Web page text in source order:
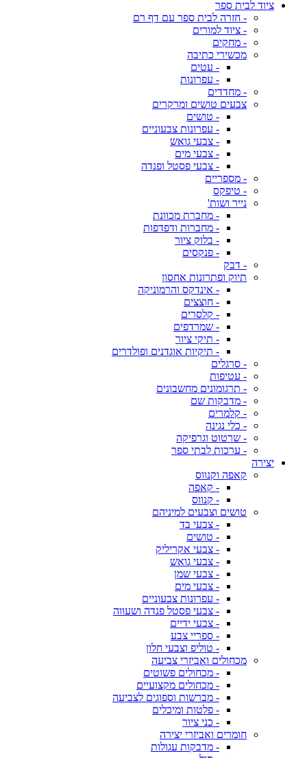
ציוד לבית ספר
- חזרה לבית ספר עם דף רם
- ציוד למורים
- מחקים
מכשירי כתיבה
- עטים
- עפרונות
- מחדדים
צבעים טושים ומרקרים
- טושים
- עפרונות צבעוניים
- צבעי גואש
- צבעי מים
- צבעי פסטל ופנדה
- מספריים
- טיפקס
נייר ושות'
- מחברת מכוונת
- מחברות ודפדפות
- בלוק ציור
- פנקסים
- דבק
תיוק ופתרונות אחסון
- אינדקס והרמוניקה
- חוצצים
- קלסרים
- שמרדפים
- תיקי ציור
- תיקיות אוגדנים ופולדרים
- סרגלים
- עטיפות
- תרגומונים מחשבונים
- מדבקות שם
- קלמרים
- כלי נגינה
- שרטוט וגרפיקה
- ערכות לבתי ספר
יצירה
קאפה וקנווס
- קאפה
- קנווס
טושים וצבעים למיניהם
- צבעי בד
- טושים
- צבעי אקריליק
- צבעי גואש
- צבעי שמן
- צבעי מים
- עפרונות צבעוניים
- צבעי פסטל פנדה ושעווה
- צבעי ידיים
- ספריי צבע
- טוליפ וצבעי חלון
מכחולים ואביזרי צביעה
- מכחולים פשוטים
- מכחולים מקצועיים
- מברשות וספוגים לצביעה
- פלטות ומיכלים
- כני ציור
חומרים ואביזרי יצירה
- מדבקות עגולות